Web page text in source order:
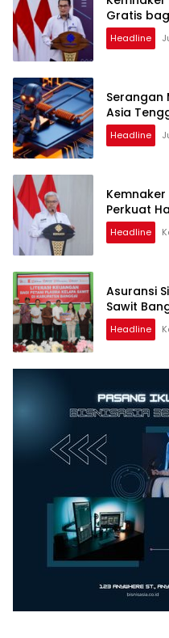
Gratis
Headline
Serangan
Asia
Headline
Perkuat
Headline
Asuransi
Sawit
Headline